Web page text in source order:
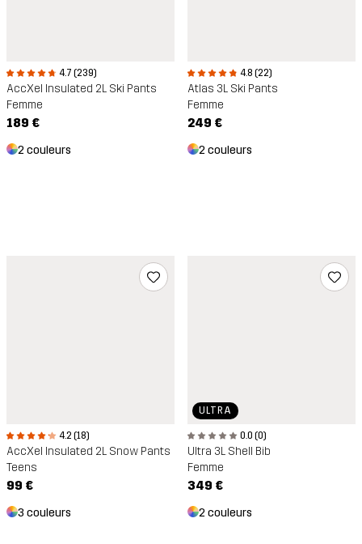
4.7 (239)
AccXel Insulated 2L Ski Pants
Femme
189 €
2 couleurs
4.8 (22)
Atlas 3L Ski Pants
Femme
249 €
2 couleurs
4.2 (18)
AccXel Insulated 2L Snow Pants
Teens
99 €
3 couleurs
ULTRA
0.0 (0)
Ultra 3L Shell Bib
Femme
349 €
2 couleurs